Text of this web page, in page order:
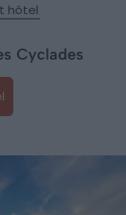
hôtel
Cyclades